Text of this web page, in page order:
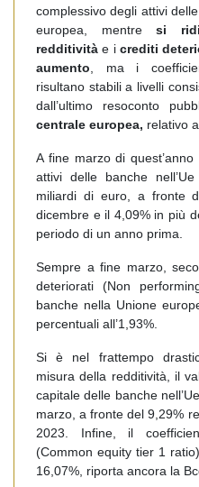
complessivo degli attivi
europea, mentresi
redditività e icrediti
aumento , ma i
risultano stabili a livelli
dall’ultimo resoconto
centrale europea, relativo
A fine marzo di
attivi delle banche
miliardi di euro, a fronte
dicembre e il 4,09% in più
periodo di un anno prima.
Sempre a fine marzo,
deteriorati (Non
banche nella Unione
percentuali all’1,93%.
Si è nel frattempo
misura della redditività, il
capitale delle banche
marzo, a fronte del 9,29%
2023. Infine, il
(Common equity tier 1
16,07%, riporta ancora la